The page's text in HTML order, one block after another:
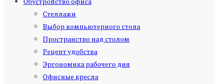
Стеллажи
Выбор компьютерного стола
Пространство над столом
Рецепт удобства
Эргономика рабочего дня
Офисные кресла